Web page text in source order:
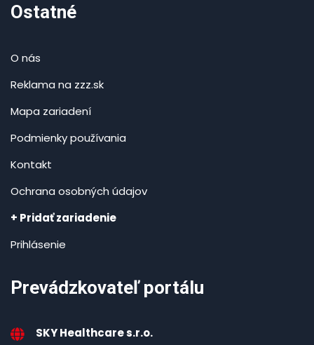
Ostatné
O nás
Reklama na zzz.sk
Mapa zariadení
Podmienky používania
Kontakt
Ochrana osobných údajov
+ Pridať zariadenie
Prihlásenie
Prevádzkovateľ portálu
SKY Healthcare s.r.o.